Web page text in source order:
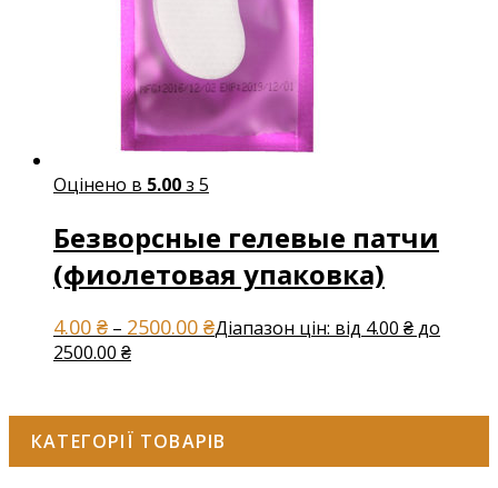
Оцінено в 5.00з 5
Безворсные гелевые патчи
(фиолетовая упаковка)
4.00 ₴ – 2500.00 ₴Діапазон цін: від 4.00 ₴ до
2500.00 ₴
КАТЕГОРІЇ ТОВАРІВ